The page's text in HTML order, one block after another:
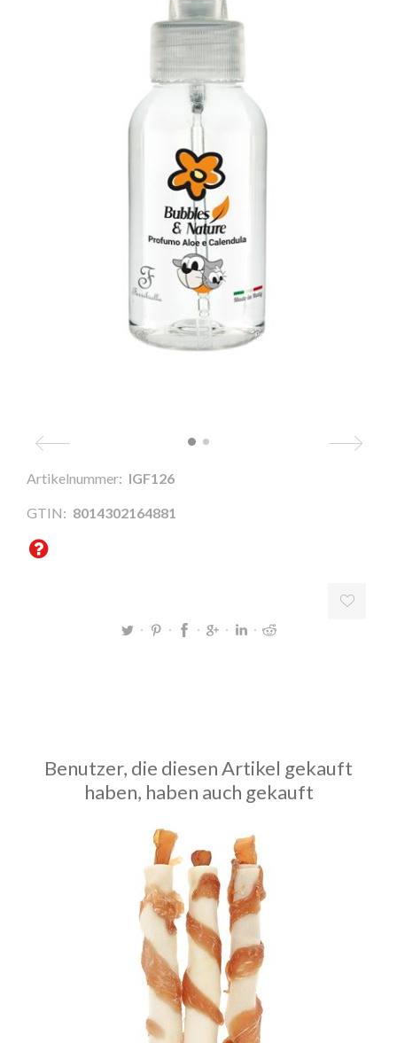
Artikelnummer: IGF126
GTIN: 8014302164881
Benutzer, die diesen Artikel gekauft
haben, haben auch gekauft